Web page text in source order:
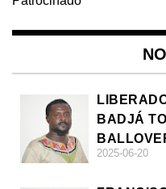
BADJÁ
2025-06-20